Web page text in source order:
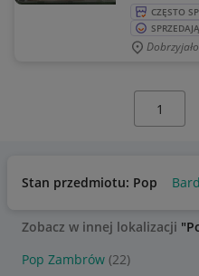
CZĘSTO
Stan przedmiotu: Pop
Zobacz w innej lokalizacji
Pop Zambrów (22)